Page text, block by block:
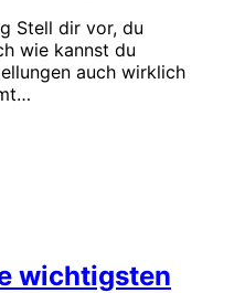
Stell dir vor, du
wie kannst du
auch wirklich
wichtigsten